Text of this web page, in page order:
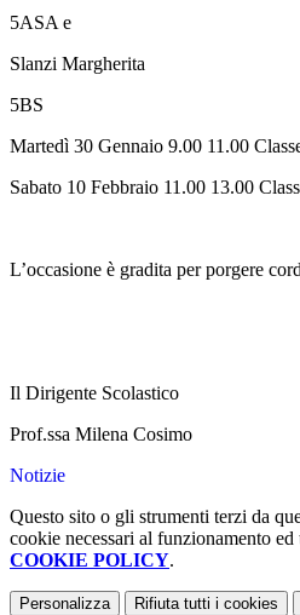
5ASA e
Slanzi Margherita
5BS
Martedì 30 Gennaio 9.00 11.00
Sabato 10 Febbraio 11.00 13.00
L’occasione è gradita per porgere
Il Dirigente Scolastico
Prof.ssa Milena Cosimo
Notizie
Questo sito o gli strumenti terzi da
cookie necessari al funzionamento
COOKIE POLICY.
Personalizza Rifiuta tutti i cookies